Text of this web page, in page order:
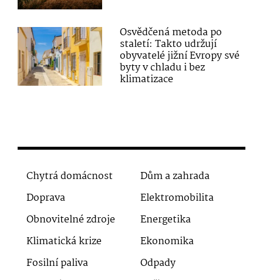
Osvědčená metoda po
staletí: Takto udržují
obyvatelé jižní Evropy své
byty v chladu i bez
klimatizace
Chytrá domácnost
Dům a zahrada
Doprava
Elektromobilita
Obnovitelné zdroje
Energetika
Klimatická krize
Ekonomika
Fosilní paliva
Odpady